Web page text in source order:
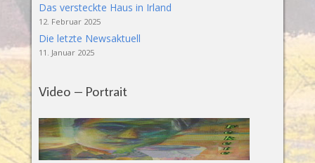
Das versteckte Haus in Irland
12. Februar 2025
Die letzte Newsaktuell
11. Januar 2025
Video – Portrait